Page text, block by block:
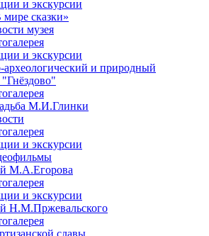
и экскурсии
сказки»
музея
и экскурсии
археологический и природный
М.И.Глинки
и экскурсии
М.А.Егорова
и экскурсии
Н.М.Пржевальского
славы